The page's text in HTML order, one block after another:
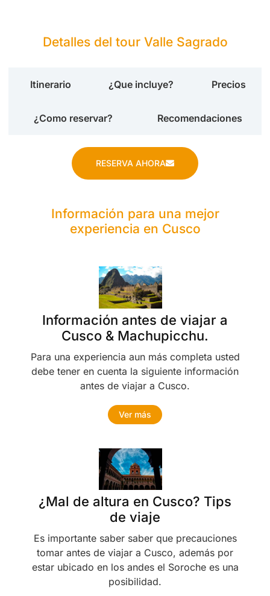
Detalles del tour Valle Sagrado
Itinerario ¿Que incluye? Precios
¿Como reservar? Recomendaciones
RESERVA AHORA
Información para una mejor
experiencia en Cusco
Información antes de viajar a
Cusco & Machupicchu.
Para una experiencia aun más completa usted
debe tener en cuenta la siguiente información
antes de viajar a Cusco.
Ver más
¿Mal de altura en Cusco? Tips
de viaje
Es importante saber saber que precauciones
tomar antes de viajar a Cusco, además por
estar ubicado en los andes el Soroche es una
posibilidad.